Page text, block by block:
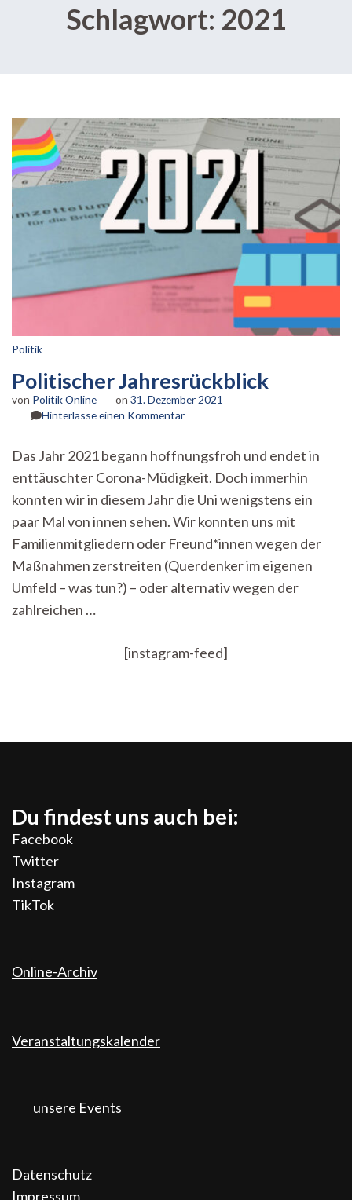
Schlagwort: 2021
Politik
Politischer Jahresrückblick
von Politik Online on 31. Dezember 2021
Hinterlasse einen Kommentarzu
Das Jahr 2021 begann hoffnungsfroh und endet in
enttäuschter Corona-Müdigkeit. Doch immerhin
konnten wir in diesem Jahr die Uni wenigstens ein
paar Mal von innen sehen. Wir konnten uns mit
Familienmitgliedern oder Freund*innen wegen der
Maßnahmen zerstreiten (Querdenker im eigenen
Umfeld – was tun?) – oder alternativ wegen der
zahlreichen …
[instagram-feed]
Du findest uns auch bei:
Facebook
Twitter
Instagram
TikTok
Online-Archiv
Veranstaltungskalender
unsere Events
Datenschutz
Impressum